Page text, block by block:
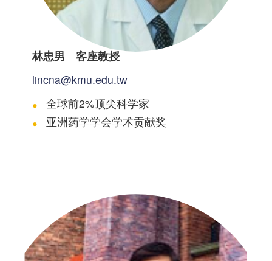
林忠男 客座教授
lincna@kmu.edu.tw
全球前2%顶尖科学家
亚洲药学学会学术贡献奖